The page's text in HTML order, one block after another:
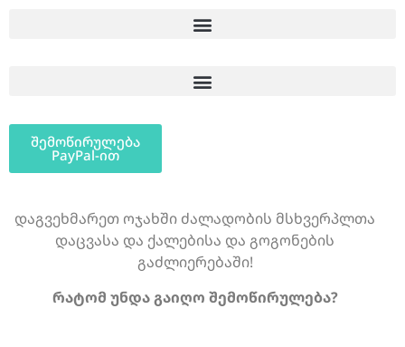
შემოწირულება
PayPal-ით
დაგვეხმარეთ ოჯახში ძალადობის მსხვერპლთა
დაცვასა და ქალებისა და გოგონების
გაძლიერებაში!
რატომ უნდა გაიღო შემოწირულება?